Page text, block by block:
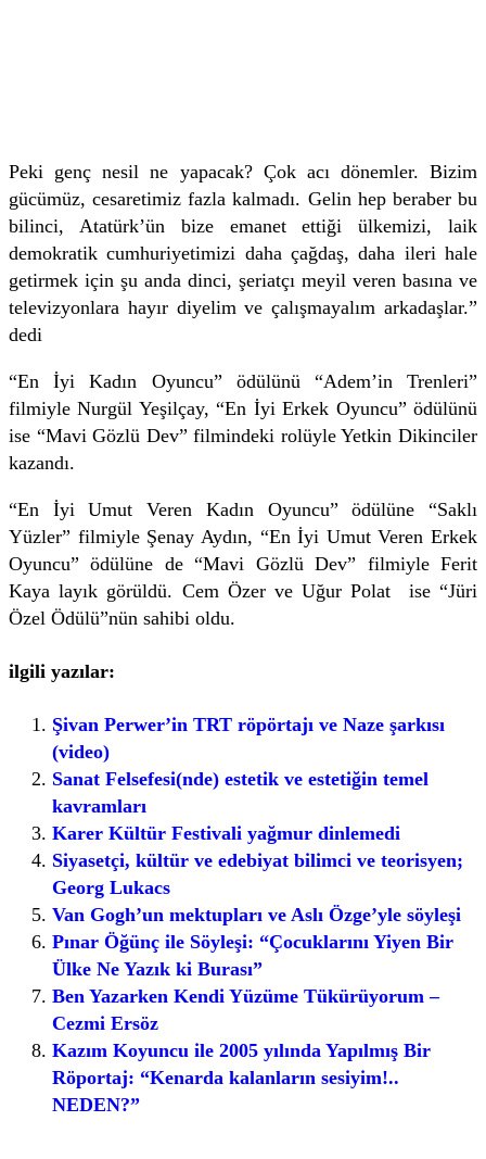
Peki genç nesil ne yapacak? Çok acı dönemler. Bizim
gücümüz, cesaretimiz fazla kalmadı. Gelin hep beraber bu
bilinci, Atatürk’ün bize emanet ettiği ülkemizi, laik
demokratik cumhuriyetimizi daha çağdaş, daha ileri hale
getirmek için şu anda dinci, şeriatçı meyil veren basına ve
televizyonlara hayır diyelim ve çalışmayalım arkadaşlar.”
dedi
“En İyi Kadın Oyuncu” ödülünü “Adem’in Trenleri”
filmiyle Nurgül Yeşilçay, “En İyi Erkek Oyuncu” ödülünü
ise “Mavi Gözlü Dev” filmindeki rolüyle Yetkin Dikinciler
kazandı.
“En İyi Umut Veren Kadın Oyuncu” ödülüne “Saklı
Yüzler” filmiyle Şenay Aydın, “En İyi Umut Veren Erkek
Oyuncu” ödülüne de “Mavi Gözlü Dev” filmiyle Ferit
Kaya layık görüldü. Cem Özer ve Uğur Polat ise “Jüri
Özel Ödülü”nün sahibi oldu.
ilgili yazılar:
Şivan Perwer’in TRT röpörtajı ve Naze şarkısı
(video)
Sanat Felsefesi(nde) estetik ve estetiğin temel
kavramları
Karer Kültür Festivali yağmur dinlemedi
Siyasetçi, kültür ve edebiyat bilimci ve teorisyen;
Georg Lukacs
Van Gogh’un mektupları ve Aslı Özge’yle söyleşi
Pınar Öğünç ile Söyleşi: “Çocuklarını Yiyen Bir
Ülke Ne Yazık ki Burası”
Ben Yazarken Kendi Yüzüme Tükürüyorum –
Cezmi Ersöz
Kazım Koyuncu ile 2005 yılında Yapılmış Bir
Röportaj: “Kenarda kalanların sesiyim!..
NEDEN?”